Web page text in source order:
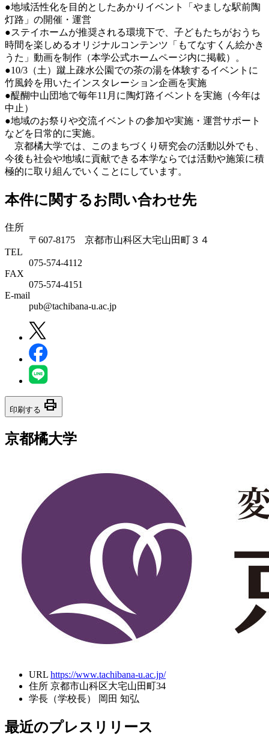
●地域活性化を目的としたあかりイベント「やましな駅前陶
灯路」の開催・運営
●ステイホームが推奨される環境下で、子どもたちがおうち
時間を楽しめるオリジナルコンテンツ「もてなすくん絵かき
うた」動画を制作（本学公式ホームページ内に掲載）。
●10/3（土）蹴上疎水公園での茶の湯を体験するイベントに
竹風鈴を用いたインスタレーション企画を実施
●醍醐中山団地で毎年11月に陶灯路イベントを実施（今年は
中止）
●地域のお祭りや交流イベントの参加や実施・運営サポート
などを日常的に実施。
京都橘大学では、このまちづくり研究会の活動以外でも、
今後も社会や地域に貢献できる本学ならでは活動や施策に積
極的に取り組んでいくことにしています。
本件に関するお問い合わせ先
住所
〒607-8175 京都市山科区大宅山田町３４
TEL
075-574-4112
FAX
075-574-4151
E-mail
pub@tachibana-u.ac.jp
印刷する print
京都橘大学
URL https://www.tachibana-u.ac.jp/
住所 京都市山科区大宅山田町34
学長（学校長）
岡田 知弘
最近のプレスリリース